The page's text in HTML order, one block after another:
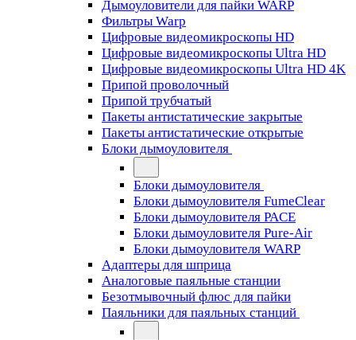
Дымоуловители для пайки WARP
Фильтры Warp
Цифровые видеомикроскопы HD
Цифровые видеомикроскопы Ultra HD
Цифровые видеомикроскопы Ultra HD 4K
Припой проволочный
Припой трубчатый
Пакеты антистатические закрытые
Пакеты антистатические открытые
Блоки дымоуловителя
Блоки дымоуловителя
Блоки дымоуловителя FumeClear
Блоки дымоуловителя PACE
Блоки дымоуловителя Pure-Air
Блоки дымоуловителя WARP
Адаптеры для шприца
Аналоговые паяльные станции
Безотмывочный флюс для пайки
Паяльники для паяльных станций